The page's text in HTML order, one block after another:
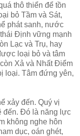
thô thiển để tồn
bỏ Tầm và Sát,
phát sanh, nước
Định vững mạnh
Lạc và Trụ, hay
loại bỏ và tâm
Xả và Nhất Điểm
loại. Tâm đứng yên,
xảy đến. Quý vị
đến. Đó là năng lực
không nghe hôn
dục, oán ghét,